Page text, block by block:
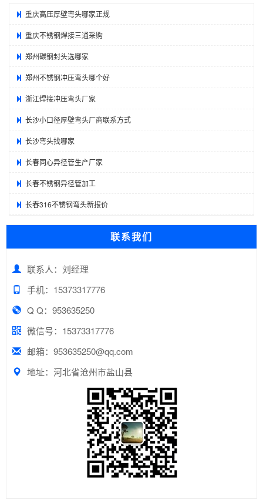
重庆高压厚壁弯头哪家正规
重庆不锈钢焊接三通采购
郑州碳钢封头选哪家
郑州不锈钢冲压弯头哪个好
浙江焊接冲压弯头厂家
长沙小口径厚壁弯头厂商联系方式
长沙弯头找哪家
长春同心异径管生产厂家
长春不锈钢异径管加工
长春316不锈钢弯头新报价
联系我们
联系人：刘经理
手机：15373317776
Q Q：953635250
微信号：15373317776
邮箱：953635250@qq.com
地址：河北省沧州市盐山县